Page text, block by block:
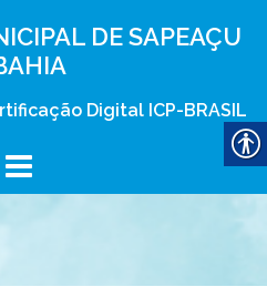
DE SAPEAÇU
Digital ICP-BRASIL